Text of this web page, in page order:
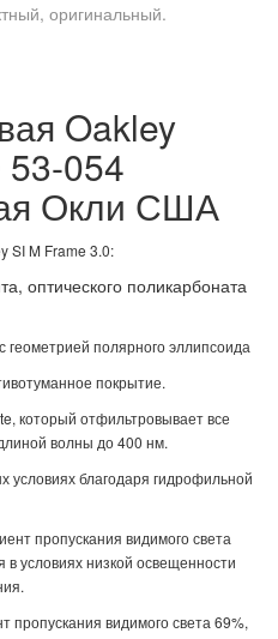
оригинальный.
Oakley
53-054
Окли США
SI M Frame 3.0:
оптического поликарбоната
полярного эллипсоида
покрытие.
который отфильтровывает все
волны до 400 нм.
благодаря гидрофильной
пропускания видимого света
условиях низкой освещенности
видимого света 69%,